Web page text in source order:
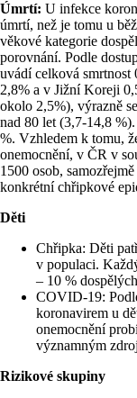
Úmrtí: U infekce
úmrtí, než je tomu u
věkové kategorie
porovnání. Podle
uvádí celková
2,8% a v Jižní Koreji
okolo 2,5%), výrazně
nad 80 let (3,7-14,8
%. Vzhledem k tomu,
onemocnění, v ČR v
1500 osob,
konkrétní chřipkové
Děti
Chřipka: Děti
v populaci.
– 10 %
COVID-19:
koronavirem u
onemocnění
významným
Rizikové skupiny